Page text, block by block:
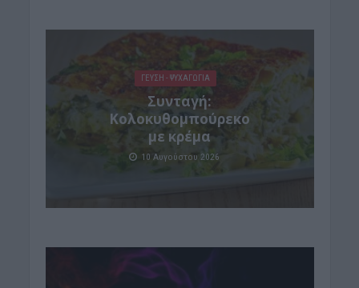
ΓΕΎΣΗ - ΨΥΧΑΓΩΓΊΑ
Συνταγή:
Κολοκυθομπούρεκο
με κρέμα
10 Αυγούστου 2026